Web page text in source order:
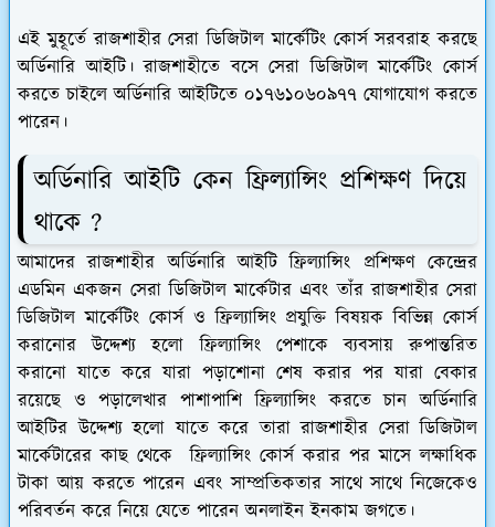
এই মুহূর্তে রাজশাহীর সেরা ডিজিটাল মার্কেটিং কোর্স সরবরাহ করছে
অর্ডিনারি আইটি। রাজশাহীতে বসে সেরা ডিজিটাল মার্কেটিং কোর্স
করতে চাইলে অর্ডিনারি আইটিতে ০১৭৬১০৬০৯৭৭ যোগাযোগ করতে
পারেন।
অর্ডিনারি আইটি কেন ফ্রিল্যান্সিং প্রশিক্ষণ দিয়ে
থাকে ?
আমাদের রাজশাহীর অর্ডিনারি আইটি ফ্রিল্যান্সিং প্রশিক্ষণ কেন্দ্রের
এডমিন একজন সেরা ডিজিটাল মার্কেটার এবং তাঁর রাজশাহীর সেরা
ডিজিটাল মার্কেটিং কোর্স ও ফ্রিল্যান্সিং প্রযুক্তি বিষয়ক বিভিন্ন কোর্স
করানোর উদ্দেশ্য হলো ফ্রিল্যান্সিং পেশাকে ব্যবসায় রুপান্তরিত
করানো যাতে করে যারা পড়াশোনা শেষ করার পর যারা বেকার
রয়েছে ও পড়ালেখার পাশাপাশি ফ্রিল্যান্সিং করতে চান অর্ডিনারি
আইটির উদ্দেশ্য হলো যাতে করে তারা রাজশাহীর সেরা ডিজিটাল
মার্কেটারের কাছ থেকে ফ্রিল্যান্সিং কোর্স করার পর মাসে লক্ষাধিক
টাকা আয় করতে পারেন এবং সাম্প্রতিকতার সাথে সাথে নিজেকেও
পরিবর্তন করে নিয়ে যেতে পারেন অনলাইন ইনকাম জগতে।